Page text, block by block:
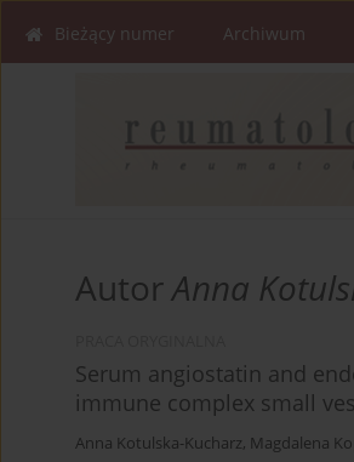
Bieżący numer Archiwum
AutorAnna
Serum angiostatin and
immune complex small
Anna Kotulska-Kucharz, Magdalena